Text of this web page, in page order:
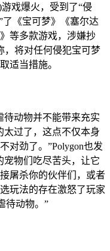
戏爆火，受到了“侵
了《宝可梦》《塞尔达
等多款游戏，涉嫌抄
，将对任何侵犯宝可梦
适当措施。
待动物并不能带来充实
太过了，这点不仅本身
对劲了。”Polygon也发
宠物们吃尽苦头，让它
屠杀你的伙伴们，或者
玩法的存在激怒了玩家
待动物。”